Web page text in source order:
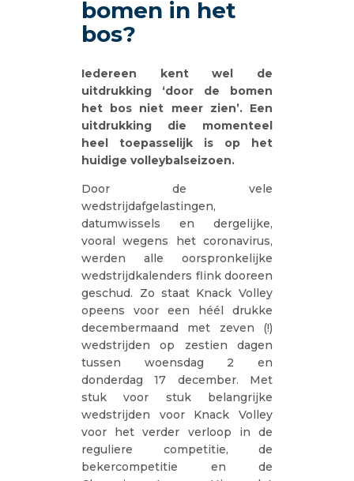
bomen in het
bos?
Iedereen kent wel de
uitdrukking ‘door de bomen
het bos niet meer zien’. Een
uitdrukking die momenteel
heel toepasselijk is op het
huidige volleybalseizoen.
Door de vele
wedstrijdafgelastingen,
datumwissels en dergelijke,
vooral wegens het coronavirus,
werden alle oorspronkelijke
wedstrijdkalenders flink dooreen
geschud. Zo staat Knack Volley
opeens voor een héél drukke
decembermaand met zeven (!)
wedstrijden op zestien dagen
tussen woensdag 2 en
donderdag 17 december. Met
stuk voor stuk belangrijke
wedstrijden voor Knack Volley
voor het verder verloop in de
reguliere competitie, de
bekercompetitie en de